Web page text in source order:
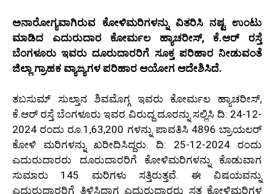
ಅನಾರೋಗ್ಯವಾಗಿರುವ ಕೋಳಿಮರಿಗಳನ್ನು ವಿತರಿಸಿ ನಷ್ಟ ಉಂಟು
ಮಾಡಿದ ಎದುರುದಾರ ಕೋರ್ಮಲ ಹ್ಯಾಚರೀಸ್, ಕೆ.ಆರ್ ರಸ್ತೆ
ಬೆಂಗಳೂರು ಇವರು ದೂರುದಾರರಿಗೆ ಸೂಕ್ತ ಪರಿಹಾರ ನೀಡುವಂತೆ
ಜಿಲ್ಲಾ ಗ್ರಾಹಕ ವ್ಯಾಜ್ಯಗಳ ಪರಿಹಾರ ಆಯೋಗ ಆದೇಶಿಸಿದೆ.
ತಬಸುಮ್ ಸುಲ್ತಾನ ಶಿವಮೊಗ್ಗ ಇವರು ಕೋರ್ಮಲ ಹ್ಯಾಚರೀಸ್,
ಕೆ.ಆರ್ ರಸ್ತೆ ಬೆಂಗಳೂರು ಇವರ ವಿರುದ್ದ ದೂರನ್ನು ಸಲ್ಲಿಸಿ ದಿ: 24-12-
2024 ರಂದು ರೂ.1,63,200 ಗಳನ್ನು ಪಾವತಿಸಿ 4896 ಬ್ರಾಯಲರ್
ಕೋಳಿ ಮರಿಗಳನ್ನು ಖರೀದಿಸಿದ್ದರು. ದಿ: 25-12-2024 ರಂದು
ಎದುರುದಾರರು ದೂರುದಾರರಿಗೆ ಕೋಳಿಮರಿಗಳನ್ನು ಕೊಡುವಾಗ
ಸುಮಾರು 145 ಮರಿಗಳು ಸತ್ತಿರುತ್ತವೆ. ಈ ವಿಷಯವನ್ನು
ಎದುರುದಾರರಿಗೆ ತಿಳಿಸಿದಾಗ ಎದುರುದಾರರು ಸತ್ತ ಕೋಳಿಮರಿಗಳ